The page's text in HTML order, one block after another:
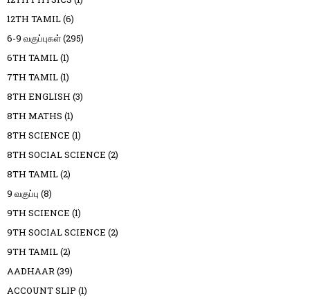
12TH TAMIL(6)
6-9 வகுப்புகள்(295)
6TH TAMIL(1)
7TH TAMIL(1)
8TH ENGLISH (3)
8TH MATHS (1)
8TH SCIENCE (1)
8TH SOCIAL SCIENCE (2)
8TH TAMIL(2)
9 வகுப்பு (8)
9TH SCIENCE (1)
9TH SOCIAL SCIENCE (2)
9TH TAMIL(2)
AADHAAR(39)
ACCOUNT SLIP (1)